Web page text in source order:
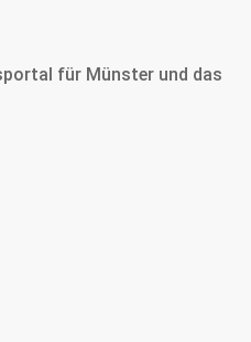
für Münster und das